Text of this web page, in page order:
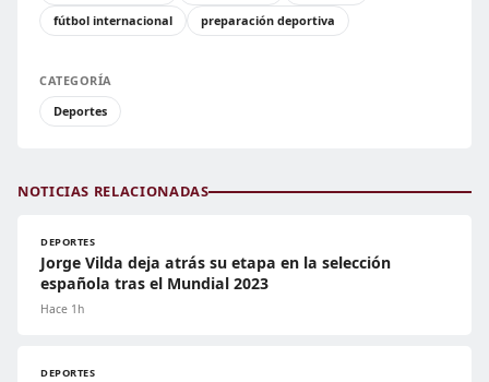
fútbol internacional
preparación deportiva
CATEGORÍA
Deportes
NOTICIAS RELACIONADAS
DEPORTES
Jorge Vilda deja atrás su etapa en la selección
española tras el Mundial 2023
Hace 1h
DEPORTES